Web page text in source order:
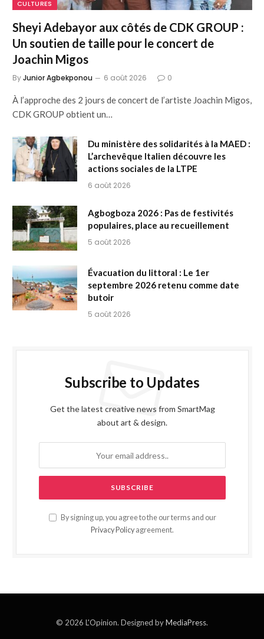
CULTURES
Sheyi Adebayor aux côtés de CDK GROUP :
Un soutien de taille pour le concert de
Joachin Migos
ByJunior Agbekponou 6 août 2026 0
À l’approche des 2 jours de concert de l’artiste Joachin Migos,
CDK GROUP obtient un…
Du ministère des solidarités à la MAED :
L’archevêque Italien découvre les
actions sociales de la LTPE
6 août 2026
Agbogboza 2026 : Pas de festivités
populaires, place au recueillement
5 août 2026
Évacuation du littoral : Le 1er
septembre 2026 retenu comme date
butoir
5 août 2026
Subscribe to Updates
Get the latest creative news from SmartMag
about art & design.
By signing up, you agree to the our terms and our
Privacy Policy agreement.
© 2026 L'Opinion. Designed byMediaPress.